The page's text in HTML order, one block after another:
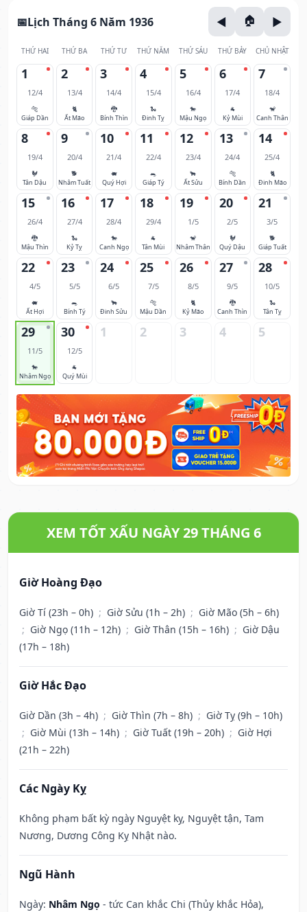
Lịch Tháng 6 Năm 1936
THỨ HAI THỨ BA THỨ TƯ THỨ NĂM THỨ SÁU THỨ BẢY CHỦ NHẬT
1
12/4
🐅
Giáp Dần
2
13/4
🐈
Ất Mão
3
14/4
🐉
Bính Thìn
4
15/4
🐍
Đinh Tỵ
5
16/4
🐎
Mậu Ngọ
6
17/4
🐐
Kỷ Mùi
7
18/4
🐒
Canh Thân
8
19/4
🐓
Tân Dậu
9
20/4
🐕
Nhâm Tuất
10
21/4
🐖
Quý Hợi
11
22/4
🐀
Giáp Tý
12
23/4
🐂
Ất Sửu
13
24/4
🐅
Bính Dần
14
25/4
🐈
Đinh Mão
15
26/4
🐉
Mậu Thìn
16
27/4
🐍
Kỷ Tỵ
17
28/4
🐎
Canh Ngọ
18
29/4
🐐
Tân Mùi
19
1/5
🐒
Nhâm Thân
20
2/5
🐓
Quý Dậu
21
3/5
🐕
Giáp Tuất
22
4/5
🐖
Ất Hợi
23
5/5
🐀
Bính Tý
24
6/5
🐂
Đinh Sửu
25
7/5
🐅
Mậu Dần
26
8/5
🐈
Kỷ Mão
27
9/5
🐉
Canh Thìn
28
10/5
🐍
Tân Tỵ
29
11/5
🐎
Nhâm Ngọ
30
12/5
🐐
Quý Mùi
1 2 3 4 5
XEM TỐT XẤU NGÀY 29 THÁNG 6
Giờ Hoàng Đạo
Giờ Tí (23h – 0h) ; Giờ Sửu (1h – 2h) ; Giờ Mão (5h – 6h)
; Giờ Ngọ (11h – 12h) ; Giờ Thân (15h – 16h) ; Giờ Dậu
(17h – 18h)
Giờ Hắc Đạo
Giờ Dần (3h – 4h) ; Giờ Thìn (7h – 8h) ; Giờ Tỵ (9h – 10h)
; Giờ Mùi (13h – 14h) ; Giờ Tuất (19h – 20h) ; Giờ Hợi
(21h – 22h)
Các Ngày Kỵ
Không phạm bất kỳ ngày Nguyệt kỵ, Nguyệt tận, Tam
Nương, Dương Công Kỵ Nhật nào.
Ngũ Hành
Ngày: Nhâm Ngọ - tức Can khắc Chi (Thủy khắc Hỏa),